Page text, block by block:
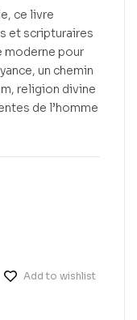
ce livre
et scripturaires
moderne pour
un chemin
religion divine
de l’homme
Add to wishlist